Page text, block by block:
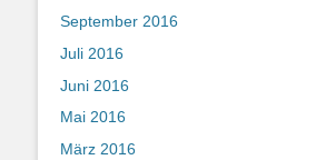
September 2016
Juli 2016
Juni 2016
Mai 2016
März 2016